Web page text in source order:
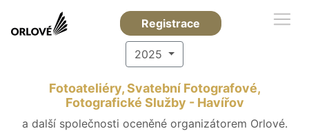
Registrace
2025
Fotoateliéry, Svatební Fotografové,
Fotografické Služby - Havířov
a další společnosti oceněné organizátorem Orlové.